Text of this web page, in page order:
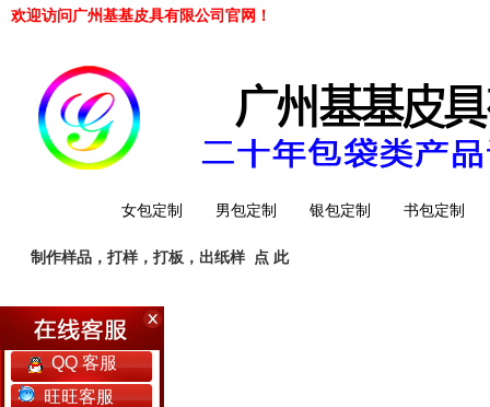
欢迎访问广州基基皮具有限公司官网！
女包定制 男包定制 银包定制 书包定制
工厂简介
制作样品，打样，打板，出纸样 点 此
QQ 客服
旺旺客服